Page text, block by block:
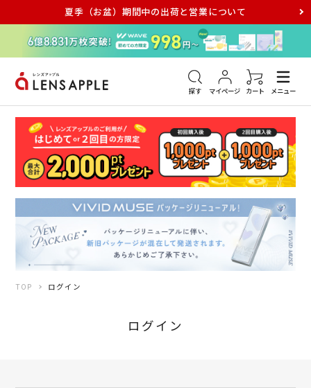
夏季（お盆）期間中の出荷と営業について
探す マイページ カート メニュー
アキュビュー メダリスト メガネ
TOP ログイン
ログイン